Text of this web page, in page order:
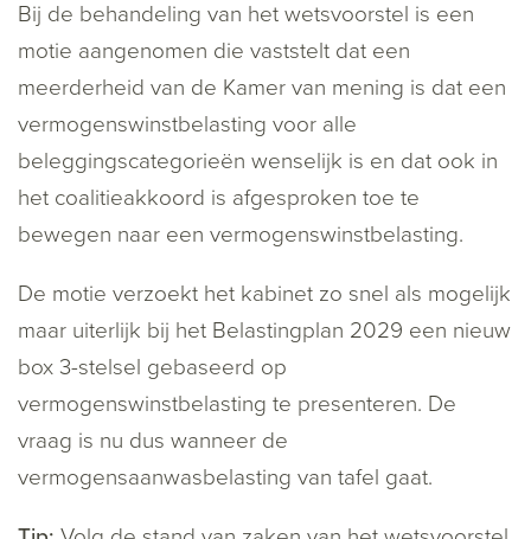
Bij de behandeling van het wetsvoorstel is een
motie aangenomen die vaststelt dat een
meerderheid van de Kamer van mening is dat een
vermogenswinstbelasting voor alle
beleggingscategorieën wenselijk is en dat ook in
het coalitieakkoord is afgesproken toe te
bewegen naar een vermogenswinstbelasting.
De motie verzoekt het kabinet zo snel als mogelijk
maar uiterlijk bij het Belastingplan 2029 een nieuw
box 3-stelsel gebaseerd op
vermogenswinstbelasting te presenteren. De
vraag is nu dus wanneer de
vermogensaanwasbelasting van tafel gaat.